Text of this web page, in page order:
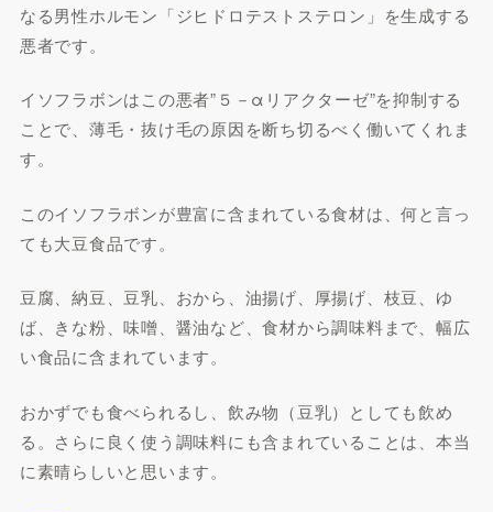
なる男性ホルモン「ジヒドロテストステロン」を生成する
悪者です。
イソフラボンはこの悪者”５－αリアクターゼ”を抑制する
ことで、薄毛・抜け毛の原因を断ち切るべく働いてくれま
す。
このイソフラボンが豊富に含まれている食材は、何と言っ
ても大豆食品です。
豆腐、納豆、豆乳、おから、油揚げ、厚揚げ、枝豆、ゆ
ば、きな粉、味噌、醤油など、食材から調味料まで、幅広
い食品に含まれています。
おかずでも食べられるし、飲み物（豆乳）としても飲め
る。さらに良く使う調味料にも含まれていることは、本当
に素晴らしいと思います。